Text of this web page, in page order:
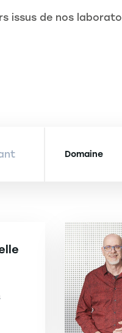
issus de nos